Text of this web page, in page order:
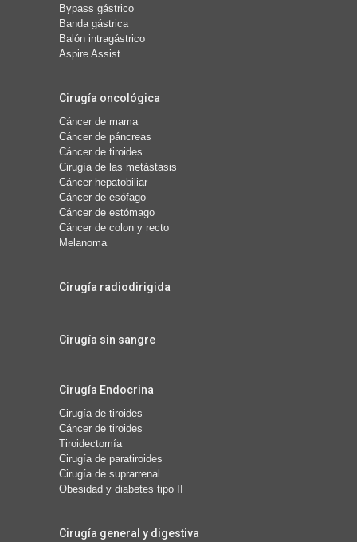
Bypass gástrico
Banda gástrica
Balón intragástrico
Aspire Assist
Cirugía oncológica
Cáncer de mama
Cáncer de páncreas
Cáncer de tiroides
Cirugía de las metástasis
Cáncer hepatobiliar
Cáncer de esófago
Cáncer de estómago
Cáncer de colon y recto
Melanoma
Cirugía radiodirigida
Cirugía sin sangre
Cirugía Endocrina
Cirugía de tiroides
Cáncer de tiroides
Tiroidectomía
Cirugía de paratiroides
Cirugía de suprarrenal
Obesidad y diabetes tipo II
Cirugía general y digestiva